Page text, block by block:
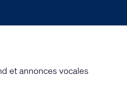
et annonces vocales